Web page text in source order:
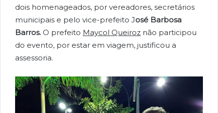
dois homenageados, por vereadores, secretários
municipais e pelo vice-prefeito José Barbosa
Barros. O prefeito Maycol Queiroz não participou
do evento, por estar em viagem, justificou a
assessoria.